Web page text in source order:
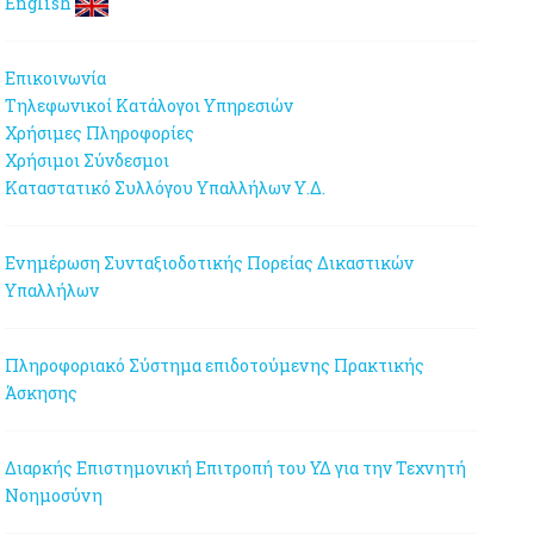
Επικοινωνία
Τηλεφωνικοί Κατάλογοι Υπηρεσιών
Χρήσιμες Πληροφορίες
Χρήσιμοι Σύνδεσμοι
Καταστατικό Συλλόγου Υπαλλήλων Υ.Δ.
Ενημέρωση Συνταξιοδοτικής Πορείας Δικαστικών
Υπαλλήλων
Πληροφοριακό Σύστημα επιδοτούμενης Πρακτικής
Άσκησης
Διαρκής Επιστημονική Επιτροπή του ΥΔ για την Τεχνητή
Νοημοσύνη